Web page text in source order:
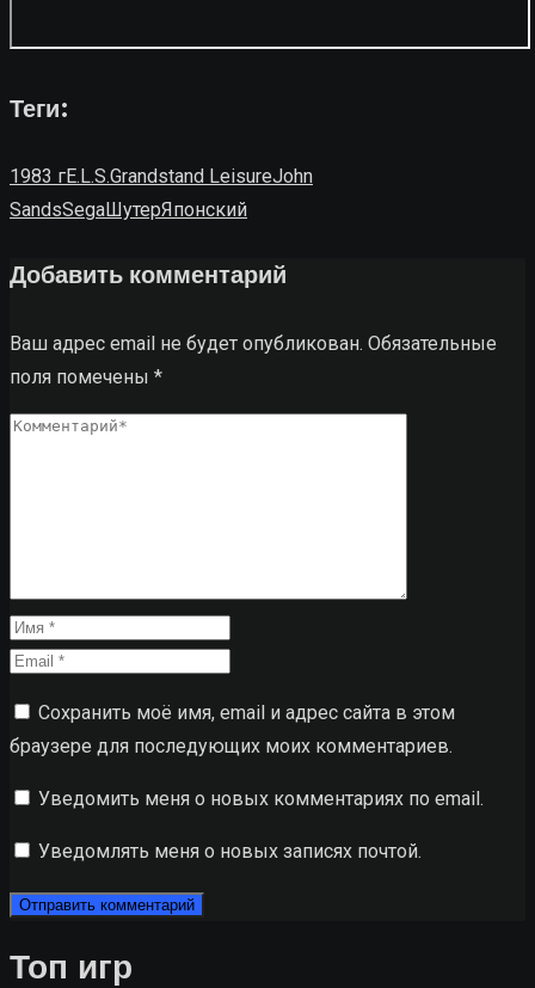
Теги:
1983 гE.L.S.Grandstand LeisureJohn
SandsSegaШутерЯпонский
Добавить комментарий
Ваш адрес email не будет опубликован. Обязательные
поля помечены *
Сохранить моё имя, email и адрес сайта в этом
браузере для последующих моих комментариев.
Уведомить меня о новых комментариях по email.
Уведомлять меня о новых записях почтой.
Топ игр